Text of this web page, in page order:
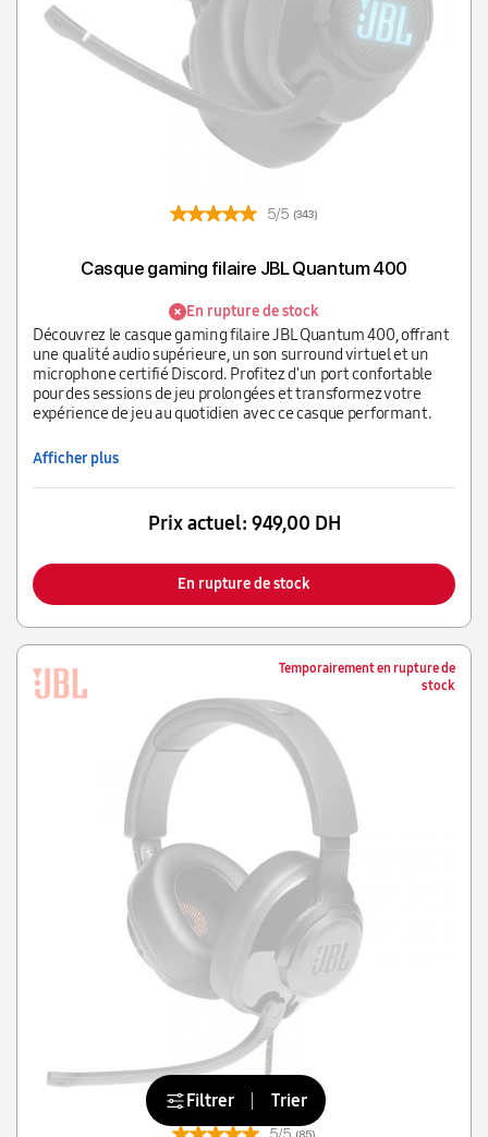
5/5 (343)
Casque gaming filaire JBL Quantum 400
En rupture de stock
Découvrez le casque gaming filaire JBL Quantum 400, offrant
une qualité audio supérieure, un son surround virtuel et un
microphone certifié Discord. Profitez d'un port confortable
pour des sessions de jeu prolongées et transformez votre
expérience de jeu au quotidien avec ce casque performant.
Afficher plus
Prix actuel: 949,00 DH
En rupture de stock
Temporairement en rupture de
stock
(85)
Filtrer Trier